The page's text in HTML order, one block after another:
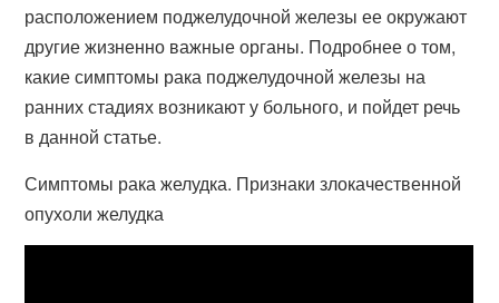
расположением поджелудочной железы ее окружают
другие жизненно важные органы. Подробнее о том,
какие симптомы рака поджелудочной железы на
ранних стадиях возникают у больного, и пойдет речь
в данной статье.
Симптомы рака желудка. Признаки злокачественной
опухоли желудка